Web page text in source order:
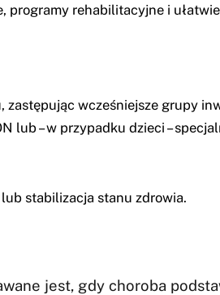
programy rehabilitacyjne i
wcześniejsze grupy
– w przypadku dzieci –
stabilizacja stanu zdrowia.
jest, gdy choroba